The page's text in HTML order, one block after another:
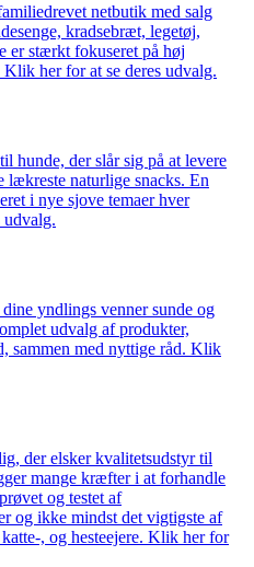
netbutik med salg
kradsebræt, legetøj,
er stærkt fokuseret på høj
her for at se deres udvalg.
hunde, der slår sig på at levere
lækreste naturlige snacks. En
i nye sjove temaer hver
udvalg.
yndlings venner sunde og
udvalg af produkter,
sammen med nyttige råd. Klik
der elsker kvalitetsudstyr til
mange kræfter i at forhandle
og testet af
og ikke mindst det vigtigste af
, og hesteejere. Klik her for